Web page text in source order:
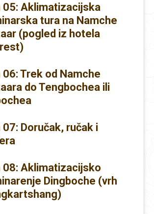
05: Aklimatizacijska
tura na Namche
(pogled iz hotela
06:Trek od Namche
do Tengbochea ili
07: Doručak, ručak i
08: Aklimatizacijsko
Dingboche (vrh